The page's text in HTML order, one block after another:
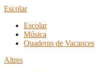
Escolar
Escolar
Música
Quaderns de Vacances
Altres